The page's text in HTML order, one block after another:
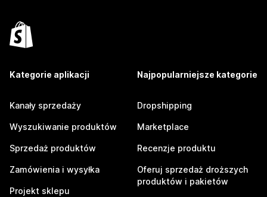
Kategorie aplikacji
Kanały sprzedaży
Wyszukiwanie produktów
Sprzedaż produktów
Zamówienia i wysyłka
Projekt sklepu
Najpopularniejsze kategorie
Dropshipping
Marketplace
Recenzje produktu
Oferuj sprzedaż droższych
produktów i pakietów